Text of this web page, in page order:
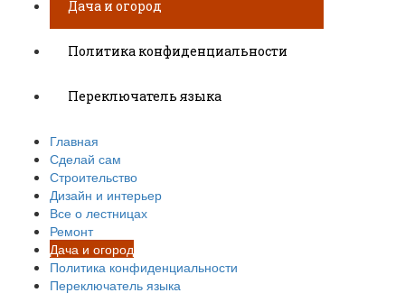
Дача и огород
Политика конфиденциальности
Переключатель языка
Главная
Сделай сам
Строительство
Дизайн и интерьер
Все о лестницах
Ремонт
Дача и огород
Политика конфиденциальности
Переключатель языка